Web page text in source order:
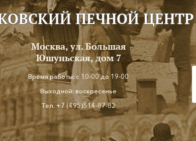
ПЕЧНОЙ ЦЕНТР
Москва, ул. Большая
Юшуньская, дом 7
Время работы: с 10-00 до 19-00
Выходной: воскресенье
Тел. +7 (495)514-87-82